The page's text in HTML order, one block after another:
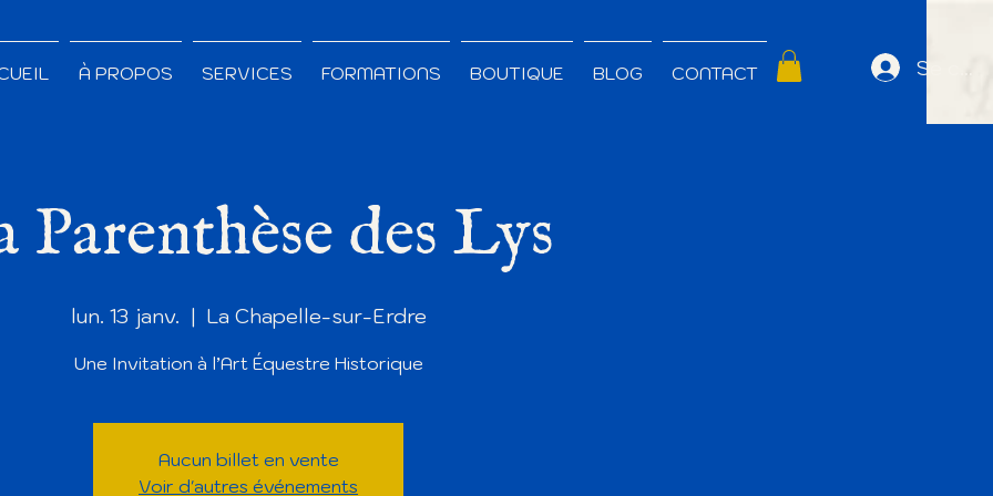
À PROPOS SERVICES FORMATIONS BOUTIQUE BLOG CONTACT Se
Parenthèse des Lys
lun. 13 janv.
  |
La Chapelle-sur-Erdre
Une Invitation à l’Art Équestre Historique
Aucun billet en vente
Voir d'autres événements